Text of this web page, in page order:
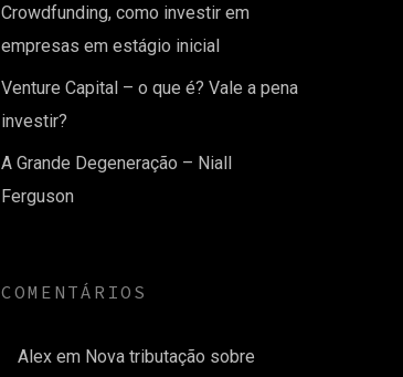
Crowdfunding, como investir em
empresas em estágio inicial
Venture Capital – o que é? Vale a pena
investir?
A Grande Degeneração – Niall
Ferguson
COMENTÁRIOS
Alex em Nova tributação sobre